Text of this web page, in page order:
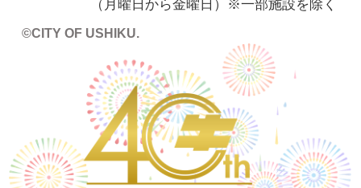
（月曜日から金曜日）※一部施設を除く
©CITY OF USHIKU.